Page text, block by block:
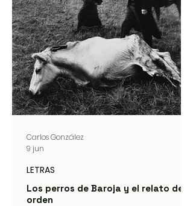
Los perros de Baroja y el relato del
orden
LETRAS
Carlos González
9 jun